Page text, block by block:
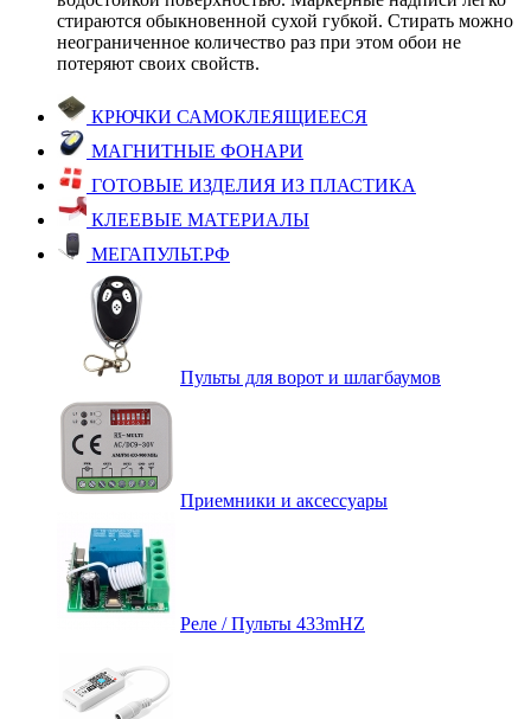
стираются обыкновенной сухой губкой. Стирать можно
неограниченное количество раз при этом обои не
потеряют своих свойств.
КРЮЧКИ САМОКЛЕЯЩИЕЕСЯ
МАГНИТНЫЕ ФОНАРИ
ГОТОВЫЕ ИЗДЕЛИЯ ИЗ ПЛАСТИКА
КЛЕЕВЫЕ МАТЕРИАЛЫ
МЕГАПУЛЬТ.РФ
Пульты для ворот и шлагбаумов
Приемники и аксессуары
Реле / Пульты 433mHZ